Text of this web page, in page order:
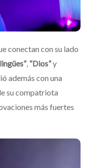
conectan con su lado
“Dios”y
además con una
su compatriota
más fuertes